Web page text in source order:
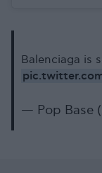
Balenciaga is
— Pop Base